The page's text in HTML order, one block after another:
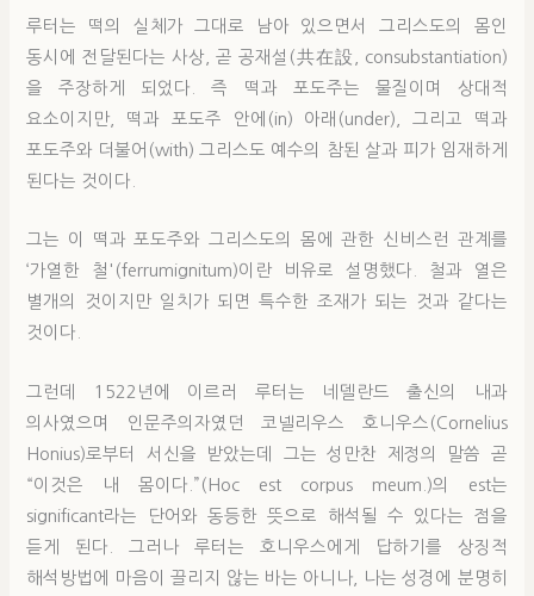
루터는 떡의 실체가 그대로 남아 있으면서 그리스도의 몸인
동시에 전달된다는 사상, 곧 공재설(共在設, consubstantiation)
을 주장하게 되었다. 즉 떡과 포도주는 물질이며 상대적
요소이지만, 떡과 포도주 안에(in) 아래(under), 그리고 떡과
포도주와 더불어(with) 그리스도 예수의 참된 살과 피가 임재하게
된다는 것이다.
그는 이 떡과 포도주와 그리스도의 몸에 관한 신비스런 관계를
‘가열한 철'(ferrumignitum)이란 비유로 설명했다. 철과 열은
별개의 것이지만 일치가 되면 특수한 조재가 되는 것과 같다는
것이다.
그런데 1522년에 이르러 루터는 네델란드 출신의 내과
의사였으며 인문주의자였던 코넬리우스 호니우스(Cornelius
Honius)로부터 서신을 받았는데 그는 성만찬 제정의 말씀 곧
“이것은 내 몸이다.”(Hoc est corpus meum.)의 est는
significant라는 단어와 동등한 뜻으로 해석될 수 있다는 점을
듣게 된다. 그러나 루터는 호니우스에게 답하기를 상징적
해석방법에 마음이 끌리지 않는 바는 아니나, 나는 성경에 분명히